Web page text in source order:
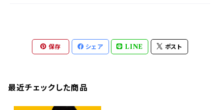
保存 シェア LINE ポスト
最近チェックした商品